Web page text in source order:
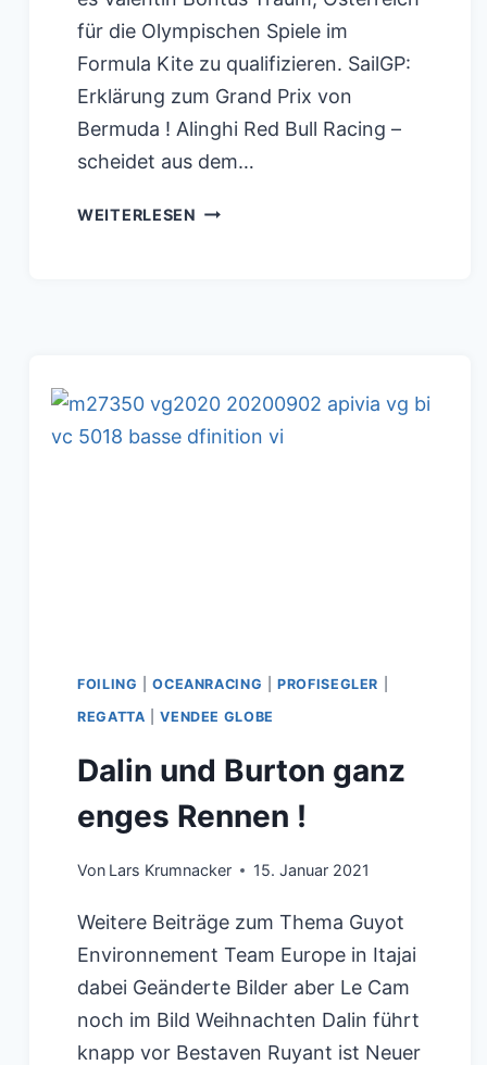
für die Olympischen Spiele im
Formula Kite zu qualifizieren. SailGP:
Erklärung zum Grand Prix von
Bermuda ! Alinghi Red Bull Racing –
scheidet aus dem…
WEITERLESEN BURTON
ÄQUATOR
HINWEG
FOILING |OCEANRACING |PROFISEGLER
REGATTA |VENDEE GLOBE
Dalin und Burton ganz
enges Rennen !
Von Lars Krumnacker 15. Januar 2021
Weitere Beiträge zum Thema Guyot
Environnement Team Europe in Itajai
dabei Geänderte Bilder aber Le Cam
noch im Bild Weihnachten Dalin führt
knapp vor Bestaven Ruyant ist Neuer